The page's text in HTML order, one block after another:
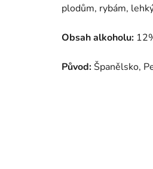
plodům, rybám,
Obsah alkoholu:
Původ:Španělsko,